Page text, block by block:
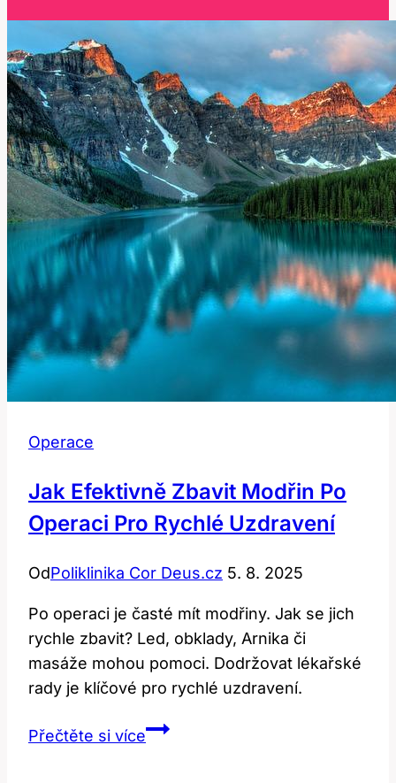
Operace
Jak Efektivně Zbavit Modřin Po
Operaci Pro Rychlé Uzdravení
OdPoliklinika Cor Deus.cz 5. 8. 2025
Po operaci je časté mít modřiny. Jak se jich
rychle zbavit? Led, obklady, Arnika či
masáže mohou pomoci. Dodržovat lékařské
rady je klíčové pro rychlé uzdravení.
Přečtěte si víceJak